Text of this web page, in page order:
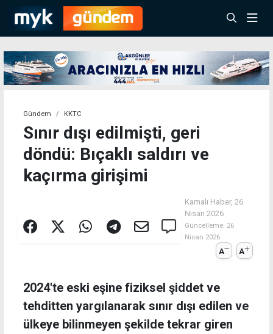
Gündem KKTC
Sınır dışı edilmişti, geri
döndü: Bıçaklı saldırı ve
kaçırma girişimi
Kamalı Haber,26
Nisan 2026
Güncelleme: 26
Nisan 2026
A A
2024'te eski eşine fiziksel şiddet ve
tehditten yargılanarak sınır dışı edilen ve
ülkeye bilinmeyen şekilde tekrar giren